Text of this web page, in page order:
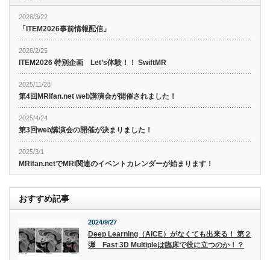
2026/3/22
「ITEM2026事前情報配信」
2026/2/25
ITEM2026 特別企画 Let’s体験！！ SwiftMR
2025/11/28
第4回MRIfan.net web講演会が開催されました！
2025/4/24
第3回web講演会の開催が決まりました！
2025/3/1
MRIfan.netでMRI関連のイベントカレンダーが始まります！
おすすめ記事
2024/9/27
Deep Learning（AiCE）がなくても出来る！ 第２
弾 Fast 3D Multipleは臨床で役に立つのか！？